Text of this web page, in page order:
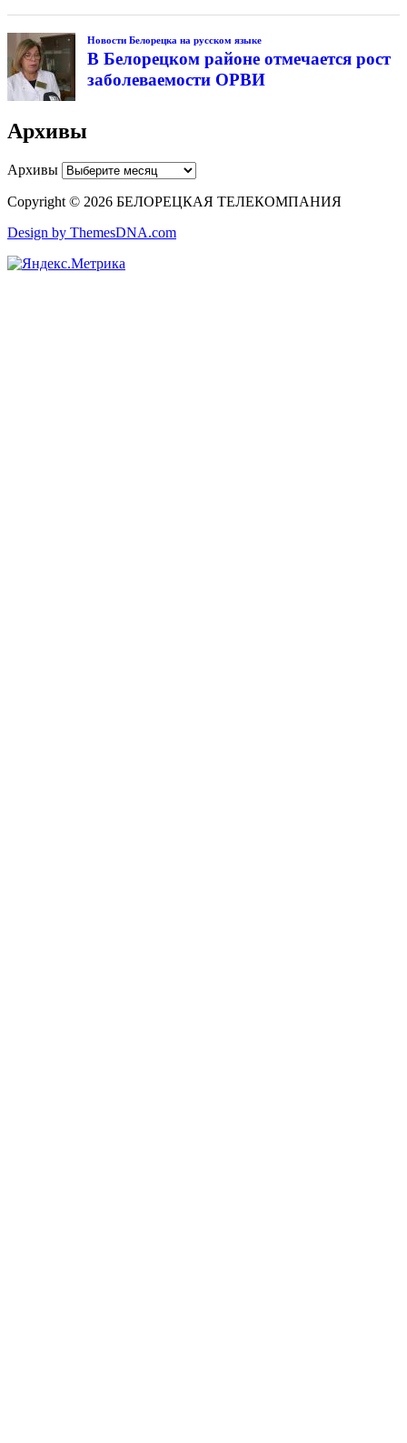
Новости Белорецка на русском языке
В Белорецком районе отмечается рост
заболеваемости ОРВИ
Архивы
Архивы
Copyright © 2026 БЕЛОРЕЦКАЯ ТЕЛЕКОМПАНИЯ
Design by ThemesDNA.com